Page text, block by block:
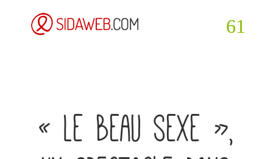
« Le beau sexe »,